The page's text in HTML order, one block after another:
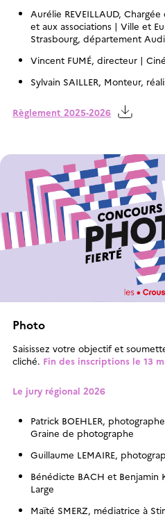
Aurélie REVEILLAUD,
et aux associations | Ville et
Strasbourg, département
Vincent FUMÉ, directeur |
Sylvain SAILLER, Monteur,
Règlement 2025-2026
Photo
Saisissez votre objectif et
cliché. Fin des inscriptions le 13
Le jury régional 2026
Patrick BOEHLER,
Graine de photographe
Guillaume LEMAIRE,
Bénédicte BACH et Benjamin
Large
Maïté SMERZ, médiatrice à